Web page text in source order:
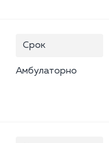
Срок
Амбулаторно